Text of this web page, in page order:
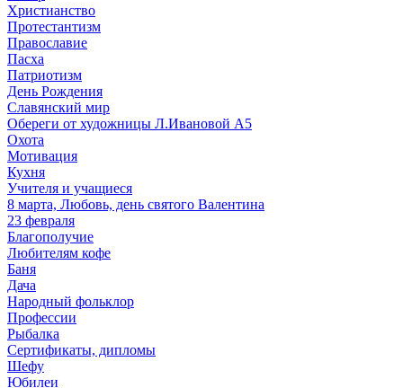
Христианство
Протестантизм
Православие
Пасха
Патриотизм
День Рождения
Славянский мир
Обереги от художницы Л.Ивановой А5
Охота
Мотивация
Кухня
Учителя и учащиеся
8 марта, Любовь, день святого Валентина
23 февраля
Благополучие
Любителям кофе
Баня
Дача
Народный фольклор
Профессии
Рыбалка
Сертификаты, дипломы
Шефу
Юбилеи